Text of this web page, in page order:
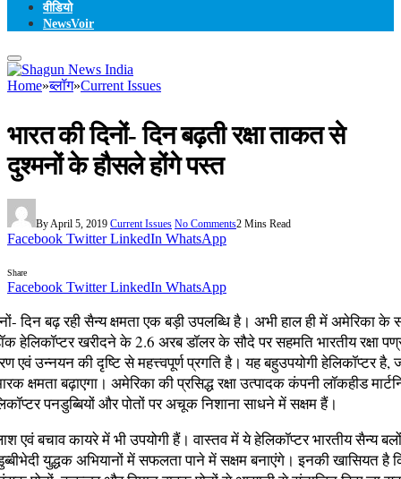
वीडियो
NewsVoir
Home»ब्लॉग»Current Issues
भारत की दिनों- दिन बढ़ती रक्षा ताकत से
दुश्मनों के हौसले होंगे पस्त
ByApril 5, 2019 Current Issues No Comments2 Mins Read
Facebook Twitter LinkedIn WhatsApp
Share
Facebook Twitter LinkedIn WhatsApp
दिन बढ़ रही सैन्य क्षमता एक बड़ी उपलब्धि है। अभी हाल ही में अमेरिका के
हेलिकॉप्टर खरीदने के 2.6 अरब डॉलर के सौदे पर सहमति भारतीय रक्षा
उन्नयन की दृष्टि से महत्त्वपूर्ण प्रगति है। यह बहुउपयोगी हेलिकॉप्टर है,
क्षमता बढ़ाएगा। अमेरिका की प्रसिद्ध रक्षा उत्पादक कंपनी लॉकहीड मार्टनि
पनडुब्बियों और पोतों पर अचूक निशाना साधने में सक्षम हैं।
एवं बचाव कायरे में भी उपयोगी हैं। वास्तव में ये हेलिकॉप्टर भारतीय सैन्य
युद्धक अभियानों में सफलता पाने में सक्षम बनाएंगे। इनकी खासियत है